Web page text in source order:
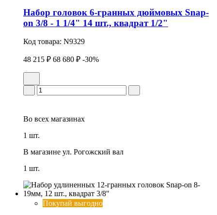
Набор головок 6-гранных дюймовых Snap-
on 3/8 - 1 1/4" 14 шт., квадрат 1/2"
Код товара: N9329
48 215 ₽ 68 680 ₽ -30%
Во всех магазинах
1 шт.
В магазине ул. Рогожский вал
1 шт.
Покупай выгодно